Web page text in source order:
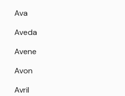
Ava
Aveda
Avene
Avon
Avril